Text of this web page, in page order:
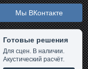
Мы ВКонтакте
Готовые решения
Для сцен. В наличии.
Акустический расчёт.